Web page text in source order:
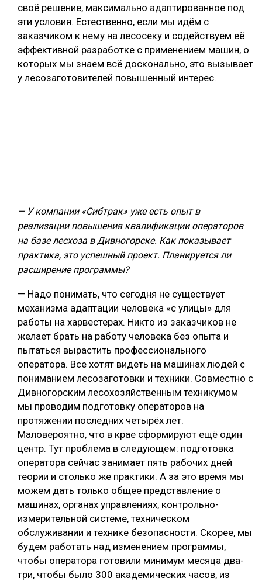
своё решение, максимально адаптированное под
эти условия. Естественно, если мы идём с
заказчиком к нему на лесосеку и содействуем её
эффективной разработке с применением машин, о
которых мы знаем всё досконально, это вызывает
у лесозаготовителей повышенный интерес.
— У компании «Сибтрак» уже есть опыт в
реализации повышения квалификации операторов
на базе лесхоза в Дивногорске. Как показывает
практика, это успешный проект. Планируется ли
расширение программы?
— Надо понимать, что сегодня не существует
механизма адаптации человека «с улицы» для
работы на харвестерах. Никто из заказчиков не
желает брать на работу человека без опыта и
пытаться вырастить профессионального
оператора. Все хотят видеть на машинах людей с
пониманием лесозаготовки и техники. Совместно с
Дивногорским лесохозяйственным техникумом
мы проводим подготовку операторов на
протяжении последних четырёх лет.
Маловероятно, что в крае сформируют ещё один
центр. Тут проблема в следующем: подготовка
оператора сейчас занимает пять рабочих дней
теории и столько же практики. А за это время мы
можем дать только общее представление о
машинах, органах управлениях, контрольно-
измерительной системе, техническом
обслуживании и технике безопасности. Скорее, мы
будем работать над изменением программы,
чтобы оператора готовили минимум месяца два-
три, чтобы было 300 академических часов, из